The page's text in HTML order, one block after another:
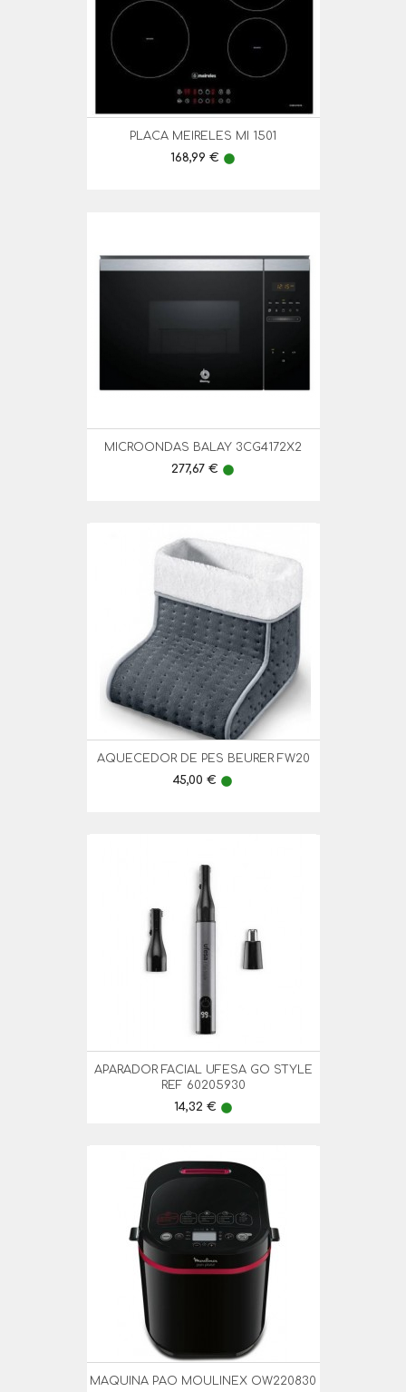
PLACA MEIRELES MI 1501
Preço
168,99 € lens
MICROONDAS BALAY 3CG4172X2
Preço
277,67 € lens
AQUECEDOR DE PES BEURER FW20
Preço
45,00 € lens
APARADOR FACIAL UFESA GO STYLE
REF 60205930
Preço
14,32 € lens
MAQUINA PAO MOULINEX OW220830